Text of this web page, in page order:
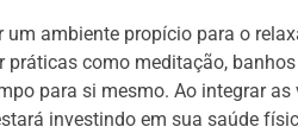
ambiente propício para o
práticas como meditação,
para si mesmo. Ao integrar
investindo em sua saúde